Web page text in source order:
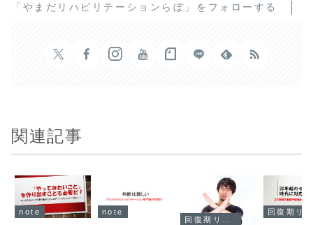
「やまだリハビリテーションらぼ」をフォローする
関連記事
note note